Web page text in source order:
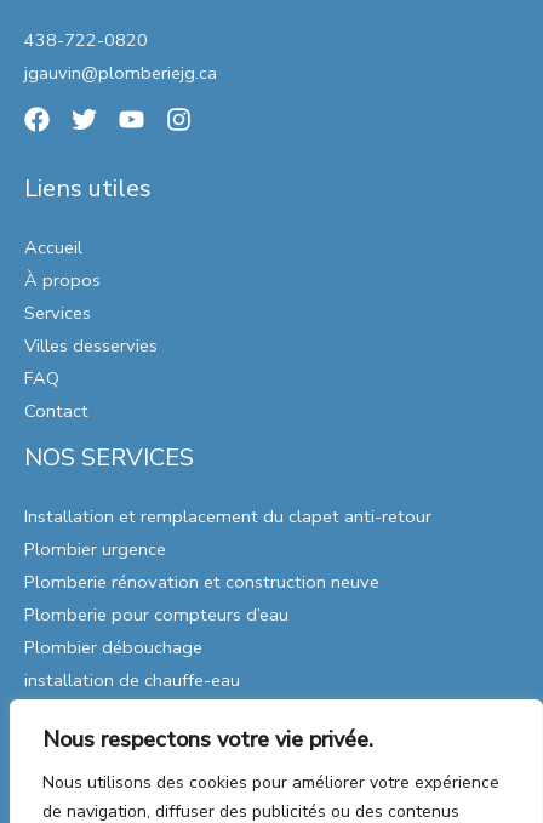
Nous respectons votre vie privée.
Nous utilisons des cookies pour améliorer votre expérience
de navigation, diffuser des publicités ou des contenus
438-722-0820
jgauvin@plomberiejg.ca
Liens utiles
Accueil
À propos
Services
Villes desservies
FAQ
Contact
NOS SERVICES
Installation et remplacement du clapet anti-retour
Plombier urgence
Plomberie rénovation et construction neuve
Plomberie pour compteurs d’eau
Plombier débouchage
installation de chauffe-eau
Réparations de plomberie
Plomberie Industrielle